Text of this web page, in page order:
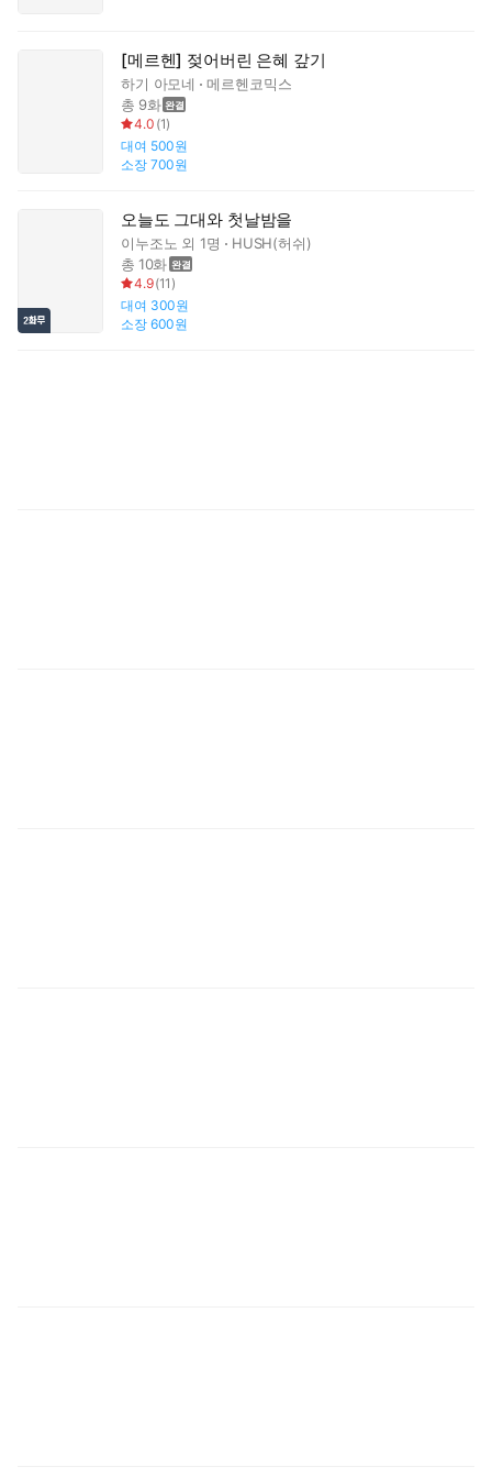
[메르헨] 젖어버린 은혜 갚기
하기 아모네
메르헨코믹스
총 9화
4.0 (1)
대여 500원
소장 700원
오늘도 그대와 첫날밤을
이누조노 외 1명
HUSH(허쉬)
총 10화
4.9(11 )
대여 300원
소장 600원